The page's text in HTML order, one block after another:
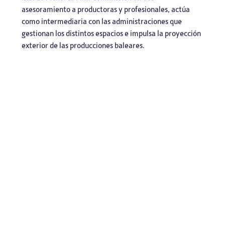
asesoramiento a productoras y profesionales, actúa
como intermediaria con las administraciones que
gestionan los distintos espacios e impulsa la proyección
exterior de las producciones baleares.